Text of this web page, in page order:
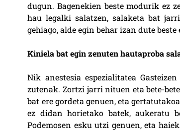
dugun. Bagenekien beste modurik ez
hau legalki salatzen, salaketa bat
gehiago, alde egin behar izan dute
Kiniela bat egin zenuten hautaproba
Nik anestesia espezialitatea
zutenak. Zortzi jarri nituen eta bete-
bat ere gordeta genuen, eta
ez didan horietako batek, aukeratu
Podemosen esku utzi genuen, eta